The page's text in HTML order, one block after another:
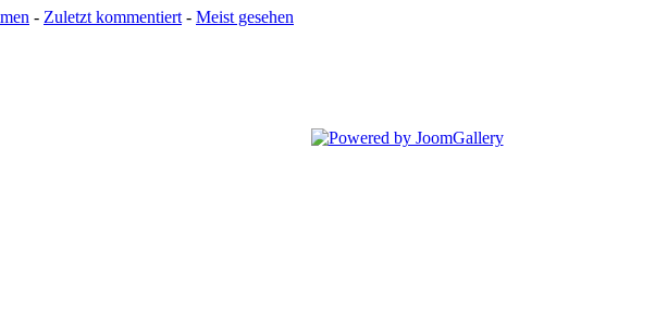
- Zuletzt kommentiert - Meist gesehen